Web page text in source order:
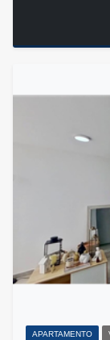
APARTAMENTO